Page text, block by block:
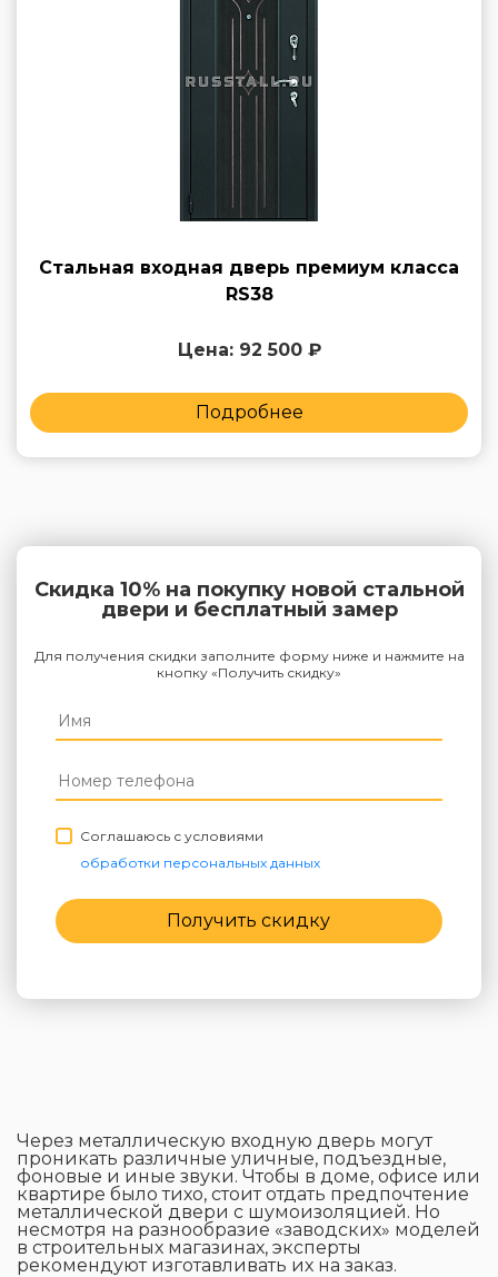
Стальная входная дверь премиум класса
RS38
Цена: 92 500 ₽
Подробнее
Скидка 10% на покупку новой стальной
двери и бесплатный замер
Для получения скидки заполните форму ниже и нажмите на
кнопку «Получить скидку»
Соглашаюсь с условиями
обработки персональных данных
Получить скидку
Через металлическую входную дверь могут
проникать различные уличные, подъездные,
фоновые и иные звуки. Чтобы в доме, офисе или
квартире было тихо, стоит отдать предпочтение
металлической двери с шумоизоляцией. Но
несмотря на разнообразие «заводских» моделей
в строительных магазинах, эксперты
рекомендуют изготавливать их на заказ.